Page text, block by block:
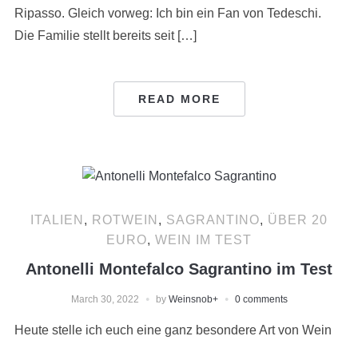
Ripasso. Gleich vorweg: Ich bin ein Fan von Tedeschi.
Die Familie stellt bereits seit […]
READ MORE
ITALIEN , ROTWEIN , SAGRANTINO, ÜBER 20
EURO, WEIN IM TEST
Antonelli Montefalco Sagrantino im Test
March 30, 2022 by Weinsnob+ 0 comments
Heute stelle ich euch eine ganz besondere Art von Wein